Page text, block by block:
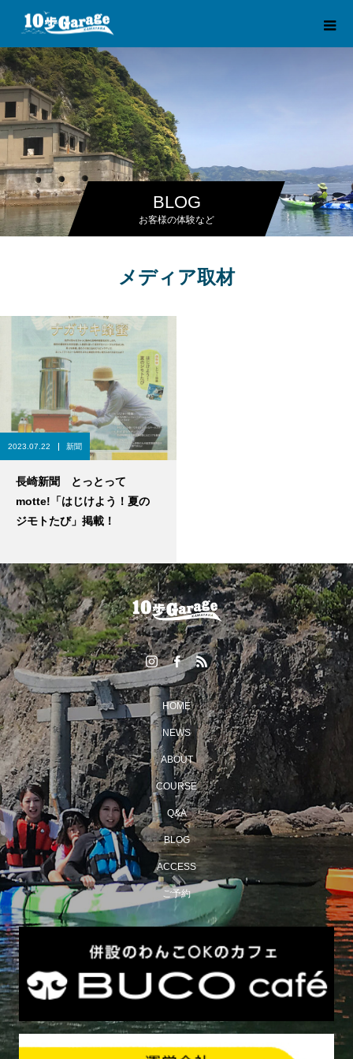
BLOG
お客様の体験など
メディア取材
2023.07.22 新聞
長崎新聞 とっとって
motte!「はじけよう！夏の
ジモトたび」掲載！
HOME
NEWS
ABOUT
COURSE
Q&A
BLOG
ACCESS
ご予約